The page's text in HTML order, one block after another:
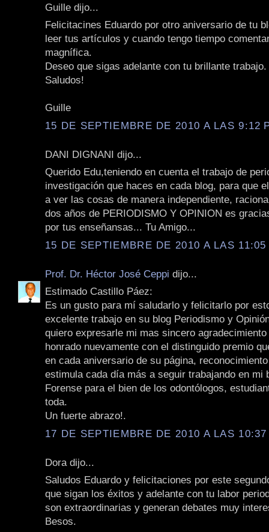
Guille dijo...
Felicitacines Eduardo por otro aniversario de tu
leer tus artículos y cuando tengo tiempo
magnífica.
Deseo que sigas adelante con tu brillante trabajo.
Saludos!
Guille
15 DE SEPTIEMBRE DE 2010 A LAS 9:12
DANI DIGNANI dijo...
Querido Edu,teniendo en cuenta el trabajo de
investigación que haces en cada blog, para que
a ver las cosas de manera independiente,
dos años de PERIODISMO Y OPINION es
por tus enseñansas... Tu Amigo...
15 DE SEPTIEMBRE DE 2010 A LAS 11:05
Prof. Dr. Héctor José Ceppi dijo...
Estimado Castillo Páez:
Es un gusto para mí saludarlo y felicitarlo por
excelente trabajo en su blog Periodismo y
quiero expresarle mi mas sincero
honrado nuevamente con el distinguido premio
en cada aniversario de su página,
estimula cada día más a seguir trabajando en mi
Forense para el bien de los odontólogos,
toda.
Un fuerte abrazo!.
17 DE SEPTIEMBRE DE 2010 A LAS
Dora dijo...
Saludos Eduardo y felicitaciones por este
que sigan los éxitos y adelante con tu labor
son extraordinarias y generan debates muy
Besos.